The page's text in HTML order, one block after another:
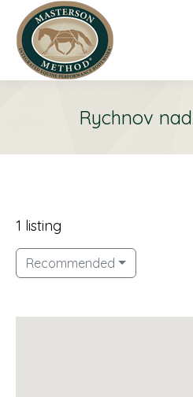
Rychnov
1 listing
Recommended